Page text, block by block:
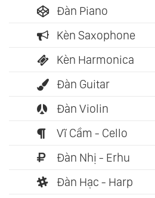
Đàn Piano
Kèn Saxophone
Kèn Harmonica
Đàn Guitar
Đàn Violin
Vĩ Cầm - Cello
Đàn Nhị - Erhu
Đàn Hạc - Harp